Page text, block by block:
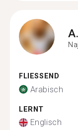
A.
FLIESSEND
Arabisch
LERNT
Englisch